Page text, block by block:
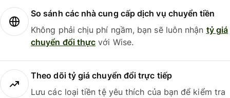
So sánh các nhà cung cấp dịch vụ chuyển tiền
Không phải chịu phí ngầm, bạn sẽ luôn nhận tỷ giá
chuyển đổi thực với Wise.
Theo dõi tỷ giá chuyển đổi trực tiếp
Lưu các loại tiền tệ yêu thích của bạn để kiểm tra